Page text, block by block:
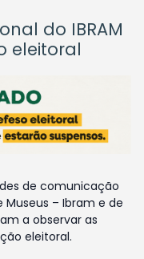
do IBRAM
eleitoral
de comunicação
– Ibram e de
a observar as
eleitoral.